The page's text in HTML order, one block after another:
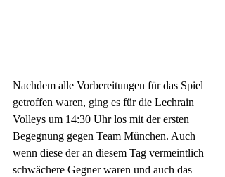
Nachdem alle Vorbereitungen für das Spiel
getroffen waren, ging es für die Lechrain
Volleys um 14:30 Uhr los mit der ersten
Begegnung gegen Team München. Auch
wenn diese der an diesem Tag vermeintlich
schwächere Gegner waren und auch das